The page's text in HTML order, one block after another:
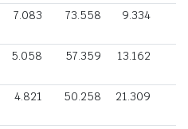
7.083 73.558 9.334
5.058 57.359 13.162
4.821 50.258 21.309